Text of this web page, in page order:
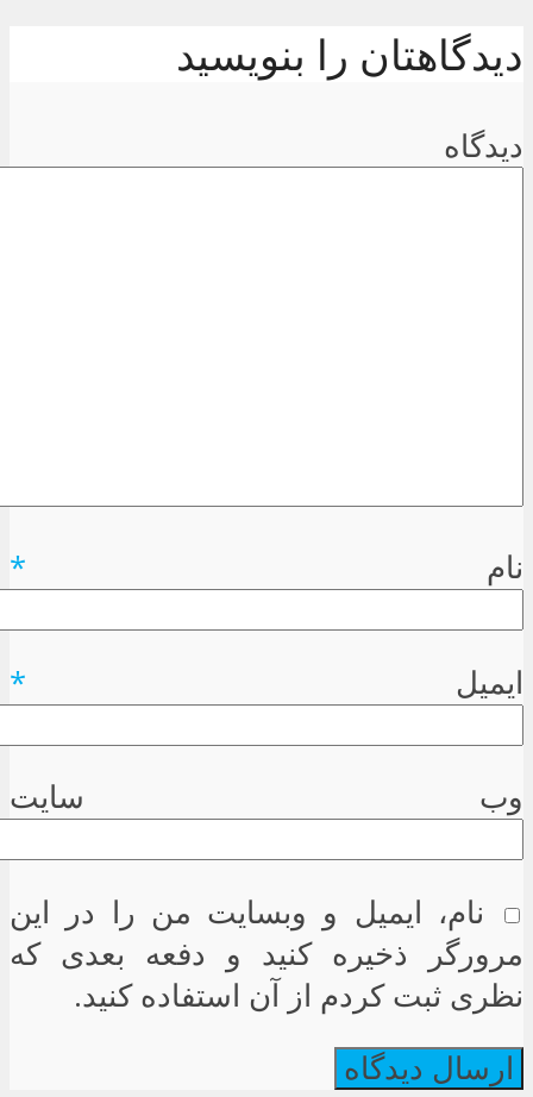
دیدگاهتان را بنویسید
دیدگاه
نام *
ایمیل *
وب سایت
نام، ایمیل و وبسایت من را در این
مرورگر ذخیره کنید و دفعه بعدی که
نظری ثبت کردم از آن استفاده کنید.